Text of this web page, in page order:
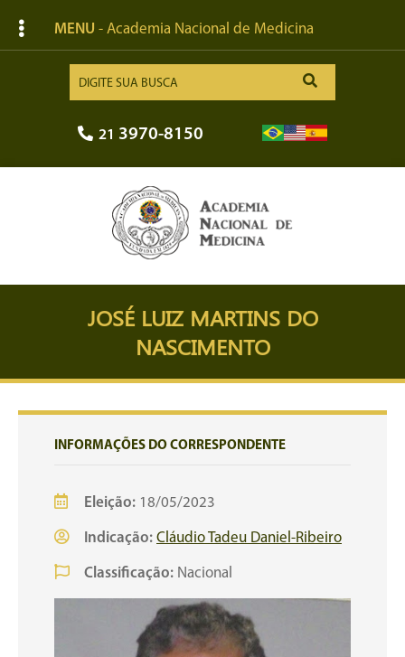
MENU - Academia Nacional de Medicina
21 3970-8150
JOSÉ LUIZ MARTINS DO
NASCIMENTO
INFORMAÇÕES DO CORRESPONDENTE
Eleição: 18/05/2023
Indicação: Cláudio Tadeu Daniel-Ribeiro
Classificação: Nacional